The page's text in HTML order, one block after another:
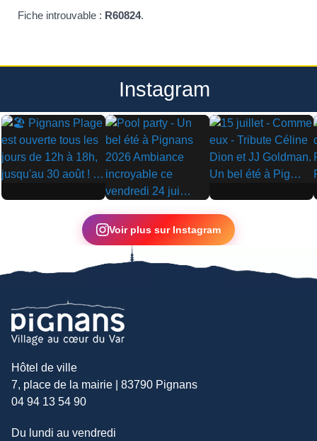
Fiche introuvable : R60824.
Instagram
▶
▶
▶
Voir plus sur Instagram
Hôtel de ville
7, place de la mairie | 83790 Pignans
04 94 13 54 90
Du lundi au vendredi